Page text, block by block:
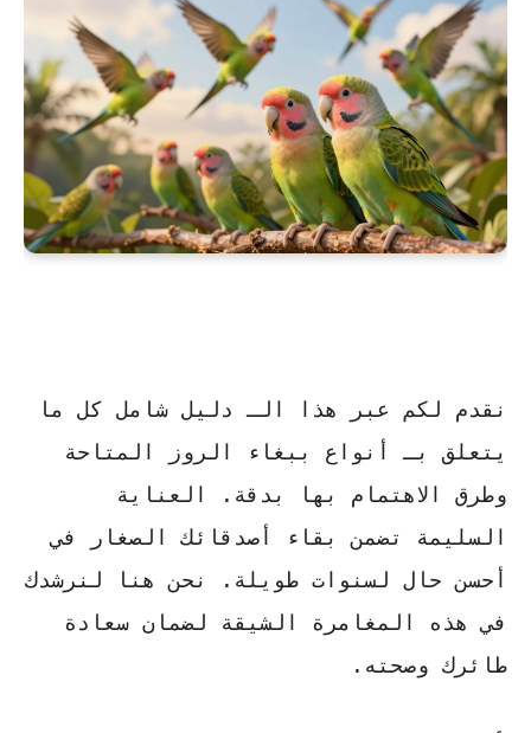
نقدم لكم عبر هذا الـ دليل شامل كل ما
يتعلق بـ
أنواع ببغاء الروز
المتاحة
وطرق الاهتمام بها بدقة. العناية
السليمة تضمن بقاء أصدقائك الصغار في
أحسن حال لسنوات طويلة. نحن هنا لنرشدك
في هذه المغامرة الشيقة لضمان سعادة
طائرك وصحته.